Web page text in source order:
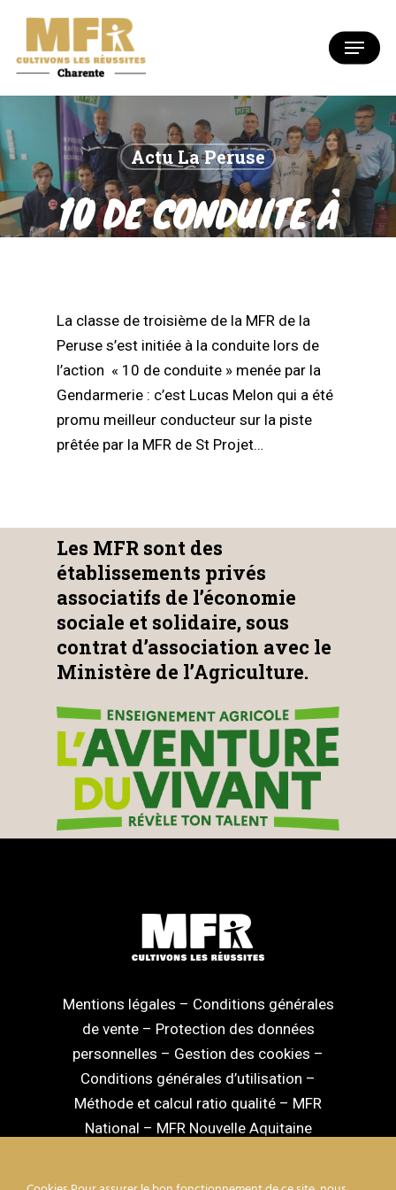
main
Menu
Actu La Peruse
10 DE CONDUITE À
PROJET
La classe de troisième de la MFR de la
Peruse s’est initiée à la conduite lors de
l’action « 10 de conduite » menée par la
Gendarmerie ​: c’est Lucas Melon qui a été
promu meilleur conducteur sur la piste
prêtée par la MFR de St Projet…
Les MFR sont des
établissements privés
associatifs de l’économie
sociale et solidaire, sous
contrat d’association avec le
Ministère de l’Agriculture.
Mentions légales – Conditions générales
de vente– Protection des données
personnelles – Gestion des cookies –
Conditions générales d’utilisation –
Méthode et calcul ratio qualité – MFR
National – MFR Nouvelle Aquitaine
Close